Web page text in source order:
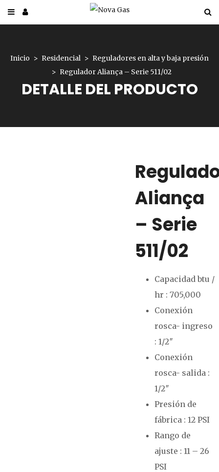
Inicio Residencial
Reguladores en alta y baja presión
Regulador Aliança – Serie 511/02
DETALLE DEL PRODUCTO
Aliança
– Serie
511/02
Capacidad btu /
hr : 705,000
Conexión
rosca- ingreso
: 1/2″
Conexión
rosca- salida :
1/2″
Presión de
fábrica : 12 PSI
Rango de
ajuste : 11 – 26
PSI